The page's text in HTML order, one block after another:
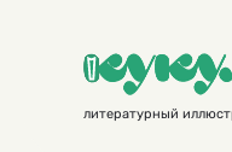
литературный